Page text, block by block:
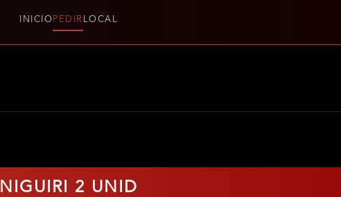
INICIO PEDIR LOCAL
NIGUIRI 2 UNID